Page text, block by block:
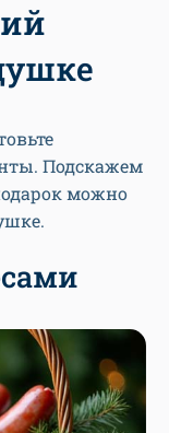
Подскажем
можно